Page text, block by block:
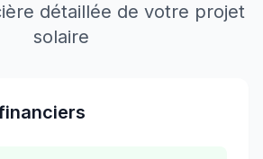
détaillée de votre projet
solaire